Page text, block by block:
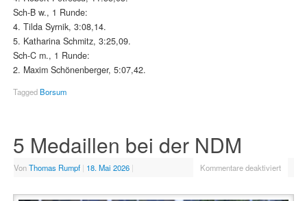
Sch-B w., 1 Runde:
4. Tilda Syrnik, 3:08,14.
5. Katharina Schmitz, 3:25,09.
Sch-C m., 1 Runde:
2. Maxim Schönenberger, 5:07,42.
TaggedBorsum
5 Medaillen bei der NDM
VonThomas Rumpf | 18. Mai 2026 | Kommentare deaktiviert